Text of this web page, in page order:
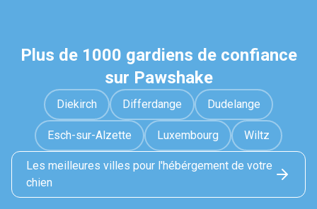
Plus de 1000 gardiens de confiance
sur Pawshake
Diekirch Differdange Dudelange
Esch-sur-Alzette Luxembourg Wiltz
Les meilleures villes pour l'hébérgement de votre
chien